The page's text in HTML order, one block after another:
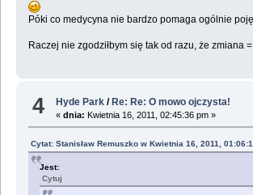
Póki co medycyna nie bardzo pomaga ogólnie
Raczej nie zgodziłbym się tak od razu, że
4 Hyde Park /Re: Re: O mowo ojczysta!
«dnia: Kwietnia 16, 2011, 02:45:36 pm »
Cytat: Stanisław Remuszko w Kwietnia 16, 2011,
Jest:
Cytuj